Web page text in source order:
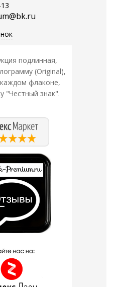
подлинная,
(Original),
флаконе,
"Честный знак".